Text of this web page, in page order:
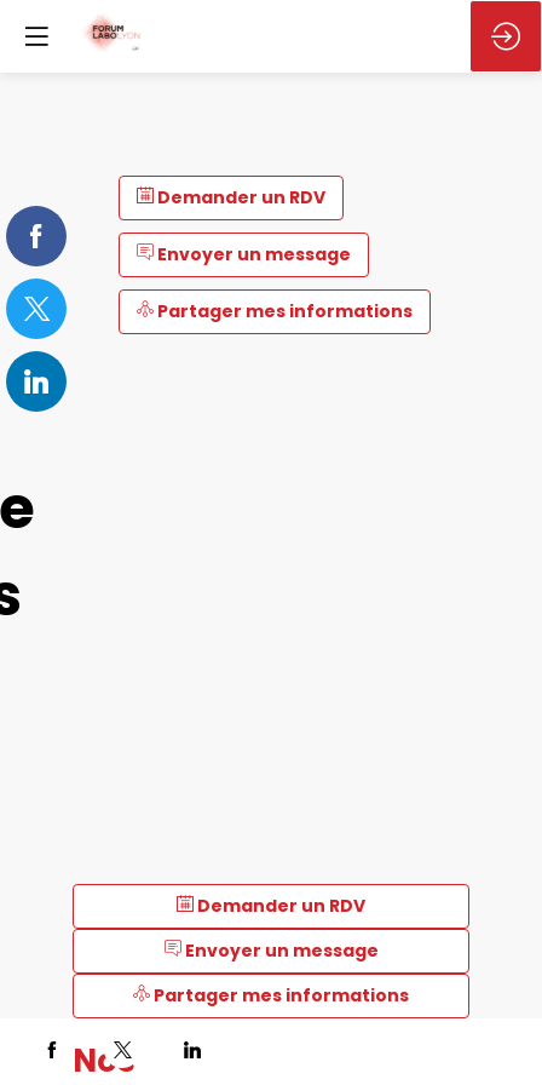
Demander un RDV
Envoyer un message
Partager mes informations
Demander un RDV
Envoyer un message
Partager mes informations
Nos